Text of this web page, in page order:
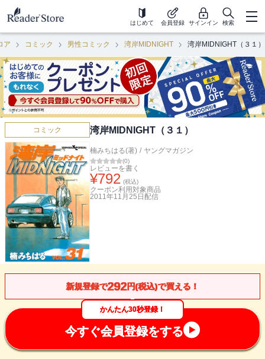
はじめて 会員登録 サインイン 検索
ア コミック 男性コミック 湾岸MIDNIGHT 湾岸MIDNIGHT（３１）
コミック 湾岸MIDNIGHT（３１）
楠みちはる(著) / ヤングマガジン
(0)
レビューを書く
¥792 (税込)
クーポン利用対象商品
2011年11月25日 配信
新規登録で292円(税込)で買える！
かんたん30秒登録！
今すぐ会員登録をする